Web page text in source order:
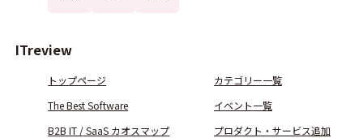
ITreview
トップページ
カテゴリー一覧
The Best Software
イベント一覧
B2B IT / SaaS カオスマップ
プロダクト・サービス追加